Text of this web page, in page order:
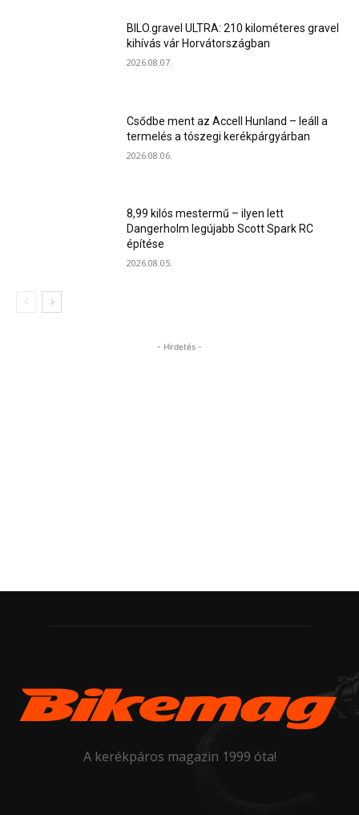
BILO.gravel ULTRA: 210 kilométeres gravel
kihívás vár Horvátországban
2026.08.07.
Csődbe ment az Accell Hunland – leáll a
termelés a tószegi kerékpárgyárban
2026.08.06.
8,99 kilós mestermű – ilyen lett
Dangerholm legújabb Scott Spark RC
építése
2026.08.05.
- Hirdetés -
A kerékpáros magazin 1999 óta!